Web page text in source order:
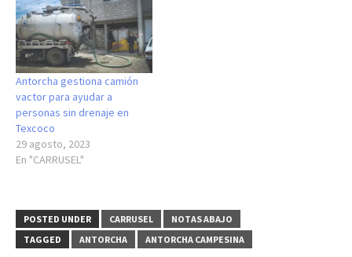
Antorcha gestiona camión
vactor para ayudar a
personas sin drenaje en
Texcoco
29 agosto, 2023
En "CARRUSEL"
POSTED UNDER CARRUSEL
NOTAS ABAJO
TAGGED
ANTORCHA ANTORCHA CAMPESINA